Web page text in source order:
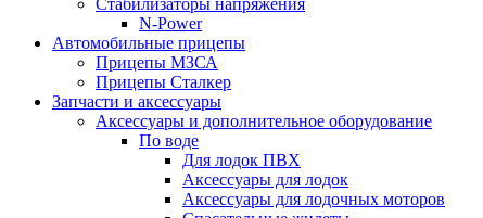
Стабилизаторы напряжения
N-Power
Автомобильные прицепы
Прицепы МЗСА
Прицепы Сталкер
Запчасти и аксессуары
Аксессуары и дополнительное оборудование
По воде
Для лодок ПВХ
Аксессуары для лодок
Аксессуары для лодочных моторов